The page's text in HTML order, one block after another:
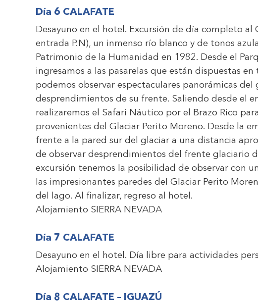
Día 6 CALAFATE
Desayuno en el hotel. Excursión de día completo al
entrada P.N), un inmenso río blanco y de tonos
Patrimonio de la Humanidad en 1982. Desde el
ingresamos a las pasarelas que están dispuestas en
podemos observar espectaculares panorámicas
desprendimientos de su frente. Saliendo desde el
realizaremos el Safari Náutico por el Brazo Rico
provenientes del Glaciar Perito Moreno. Desde la
frente a la pared sur del glaciar a una distancia
de observar desprendimientos del frente glaciario
excursión tenemos la posibilidad de observar con
las impresionantes paredes del Glaciar Perito
del lago. Al finalizar, regreso al hotel.
Alojamiento SIERRA NEVADA
Día 7 CALAFATE
Desayuno en el hotel. Día libre para actividades
Alojamiento SIERRA NEVADA
Día 8 CALAFATE – IGUAZÚ